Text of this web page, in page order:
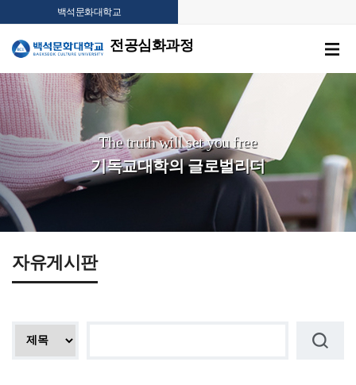
백석문화대학교
전공심화과정
The truth will set you free
기독교대학의 글로벌리더
자유게시판